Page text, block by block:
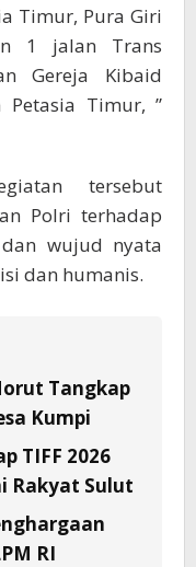
Timur, Pura Giri
1 jalan Trans
Gereja Kibaid
Petasia Timur, ”
tersebut
Polri terhadap
wujud nyata
dan humanis.
Tangkap
Kumpi
TIFF 2026
Rakyat Sulut
RI